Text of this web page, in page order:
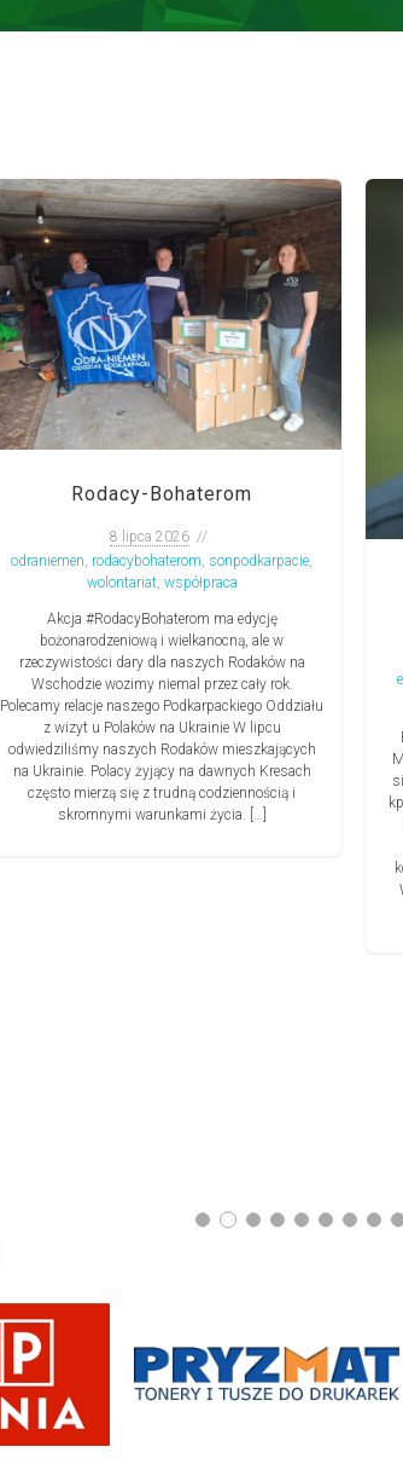
Rodacy-Bohaterom
8 lipca 2026
odraniemen rodacybohaterom sonpodkarpacie
wolontariat, współpraca
Akcja #RodacyBohaterom ma edycję
bożonarodzeniową i wielkanocną, ale w
rzeczywistości dary dla naszych Rodaków na
Wschodzie wozimy niemal przez cały rok.
Polecamy relacje naszego Podkarpackiego Oddziału
z wizyt u Polaków na Ukrainie W lipcu
odwiedziliśmy naszych Rodaków mieszkających
na Ukrainie. Polacy żyjący na dawnych Kresach
często mierzą się z trudną codziennością i
skromnymi warunkami życia. […]